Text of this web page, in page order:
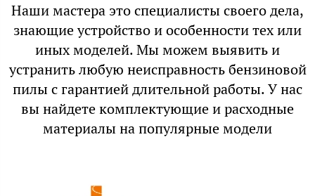
Наши мастера это специалисты своего дела,
знающие устройство и особенности тех или
иных моделей. Мы можем выявить и
устранить любую неисправность бензиновой
пилы с гарантией длительной работы. У нас
вы найдете комплектующие и расходные
материалы на популярные модели